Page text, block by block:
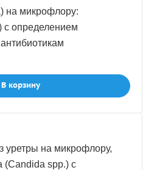
на микрофлору:
с определением
В корзину
уретры на микрофлору,
(Candida spp.) c